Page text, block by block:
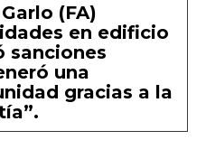
(FA)
en edificio
sanciones
una
gracias a la